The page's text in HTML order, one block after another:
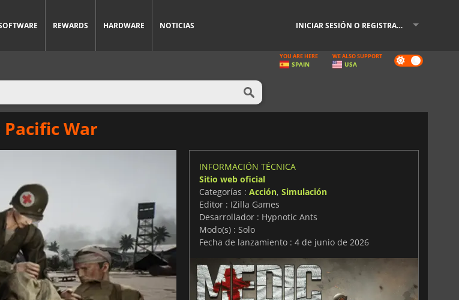
REWARDS HARDWARE NOTICIAS INICIAR SESIÓN O REGISTRARSE
Dark
mode
YOU ARE HERE
SPAIN
WE ALSO SUPPORT
USA
War
INFORMACIÓN TÉCNICA
Sitio web oficial
Categorías : Acción, Simulación
Editor : IZilla Games
Desarrollador : Hypnotic Ants
Modo(s) : Solo
Fecha de lanzamiento : 4 de junio de 2026